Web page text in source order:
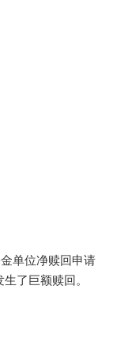
单位净赎回申请
了巨额赎回。